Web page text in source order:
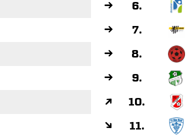
6.
7.
8.
9.
10.
11.